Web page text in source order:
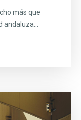
más que